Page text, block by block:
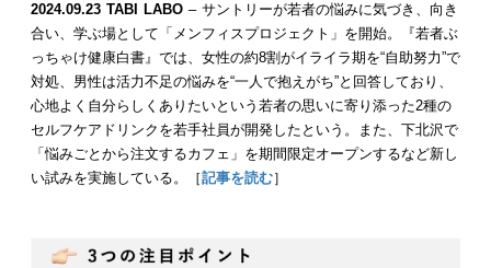
2024.09.23 TABI LABO – サントリーが若者の悩みに気づき、向き
合い、学ぶ場として「メンフィスプロジェクト」を開始。『若者ぶ
っちゃけ健康白書』では、女性の約8割がイライラ期を“自助努力”で
対処、男性は活力不足の悩みを“一人で抱えがち”と回答しており、
心地よく自分らしくありたいという若者の思いに寄り添った2種の
セルフケアドリンクを若手社員が開発したという。また、下北沢で
「悩みごとから注文するカフェ」を期間限定オープンするなど新し
い試みを実施している。［記事を読む］